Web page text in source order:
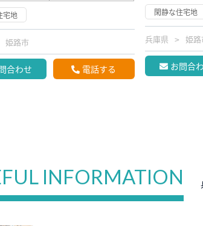
宅地
姫路市
合わせ 電話する
閑静な住宅地
兵庫県 姫
お問合
INFORMATION